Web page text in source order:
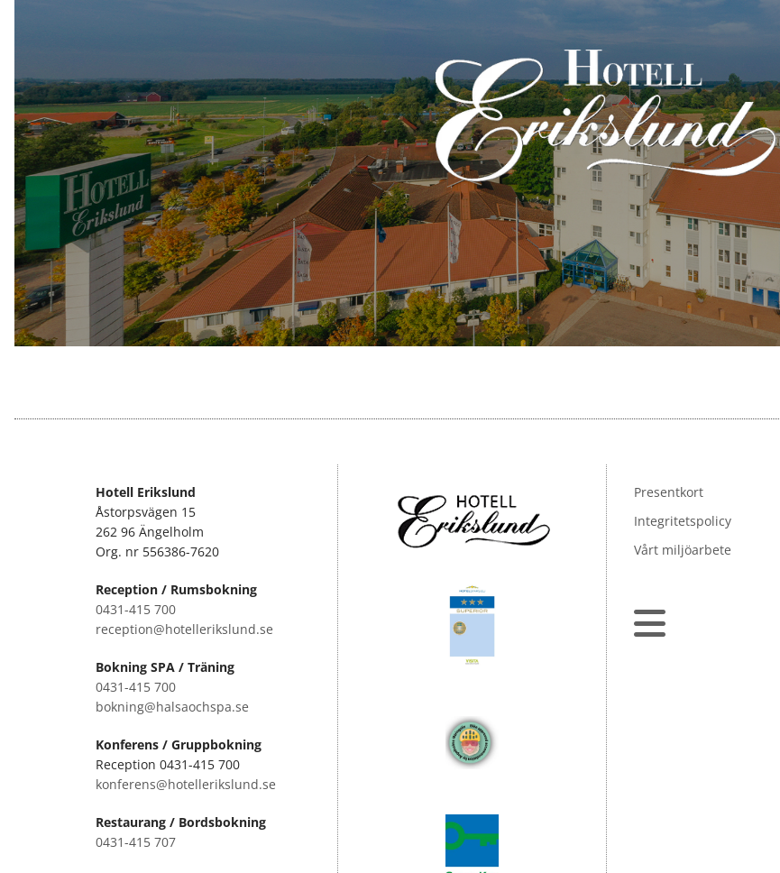
Hotell Erikslund
Åstorpsvägen 15
262 96 Ängelholm
Org. nr 556386-7620
Reception / Rumsbokning
0431-415 700
reception@hotellerikslund.se
Bokning SPA / Träning
0431-415 700
bokning@halsaochspa.se
Konferens / Gruppbokning
Reception 0431-415 700
konferens@hotellerikslund.se
Restaurang / Bordsbokning
0431-415 707
Presentkort
Integritetspolicy
Vårt miljöarbete